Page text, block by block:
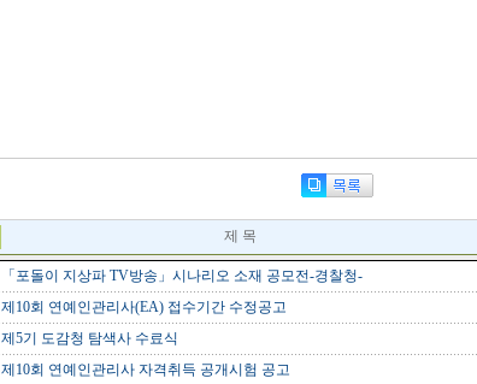
제 목
「포돌이 지상파 TV방송」시나리오 소재 공모전-경찰청-
제10회 연예인관리사(EA) 접수기간 수정공고
제5기 도감청 탐색사 수료식
제10회 연예인관리사 자격취득 공개시험 공고